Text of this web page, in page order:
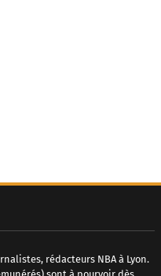
rédacteurs NBA à Lyon.